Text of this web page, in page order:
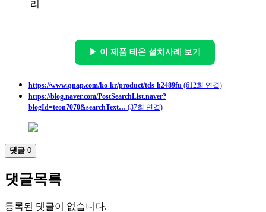
리
▶ 이 제품 테온 설치사례 보기
https://www.qnap.com/ko-kr/product/tds-h2489fu (612회 연결)
https://blog.naver.com/PostSearchList.naver?
blogId=teon7070&searchText… (37회 연결)
댓글 0
댓글목록
등록된 댓글이 없습니다.